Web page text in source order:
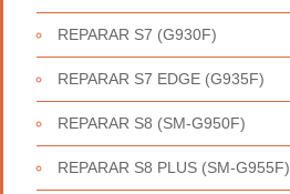
REPARAR S7 (G930F)
REPARAR S7 EDGE (G935F)
REPARAR S8 (SM-G950F)
REPARAR S8 PLUS (SM-G955F)